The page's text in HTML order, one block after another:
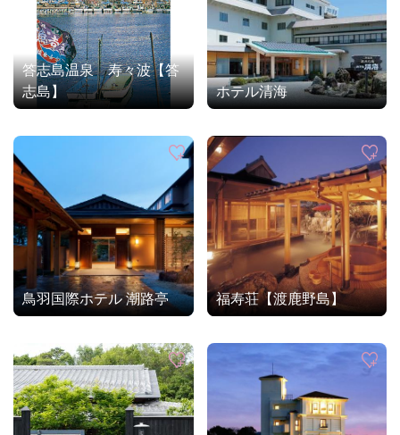
答志島温泉 寿々波【答
志島】
ホテル清海
鳥羽国際ホテル 潮路亭 福寿荘【渡鹿野島】